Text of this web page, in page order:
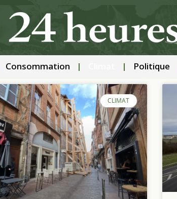
Consommation Politique
CLIMAT